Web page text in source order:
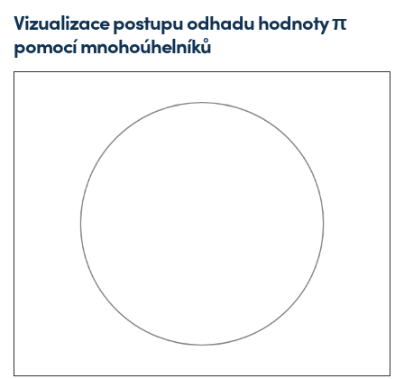
Vizualizace postupu odhadu hodnoty π
pomocí mnohoúhelníků